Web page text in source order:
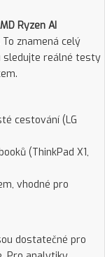
Ryzen AI
znamená celý
sledujte reálné testy
cestování (LG
(ThinkPad X1,
vhodné pro
dostatečné pro